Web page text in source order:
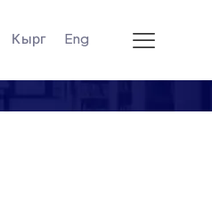
Кырг Eng
из